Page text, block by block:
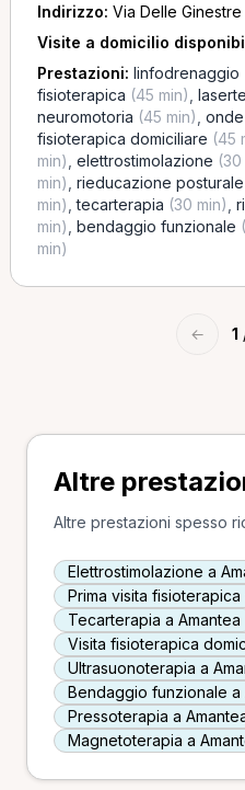
Indirizzo: Via Delle
Visite a domicilio
Prestazioni: linfodrenaggio
fisioterapica (45 min)
neuromotoria (45 min)
fisioterapica domiciliare (45
min) elettrostimolazione (30
min) rieducazione posturale
min) ,tecarterapia (30 min)
min) bendaggio funzionale
min)
← 1
Altre
Altre prestazioni spesso
Elettrostimolazione a
Prima visita fisioterapica
Tecarterapia a Amantea
Visita fisioterapica
Ultrasuonoterapia a
Bendaggio funzionale a
Pressoterapia a
Magnetoterapia a